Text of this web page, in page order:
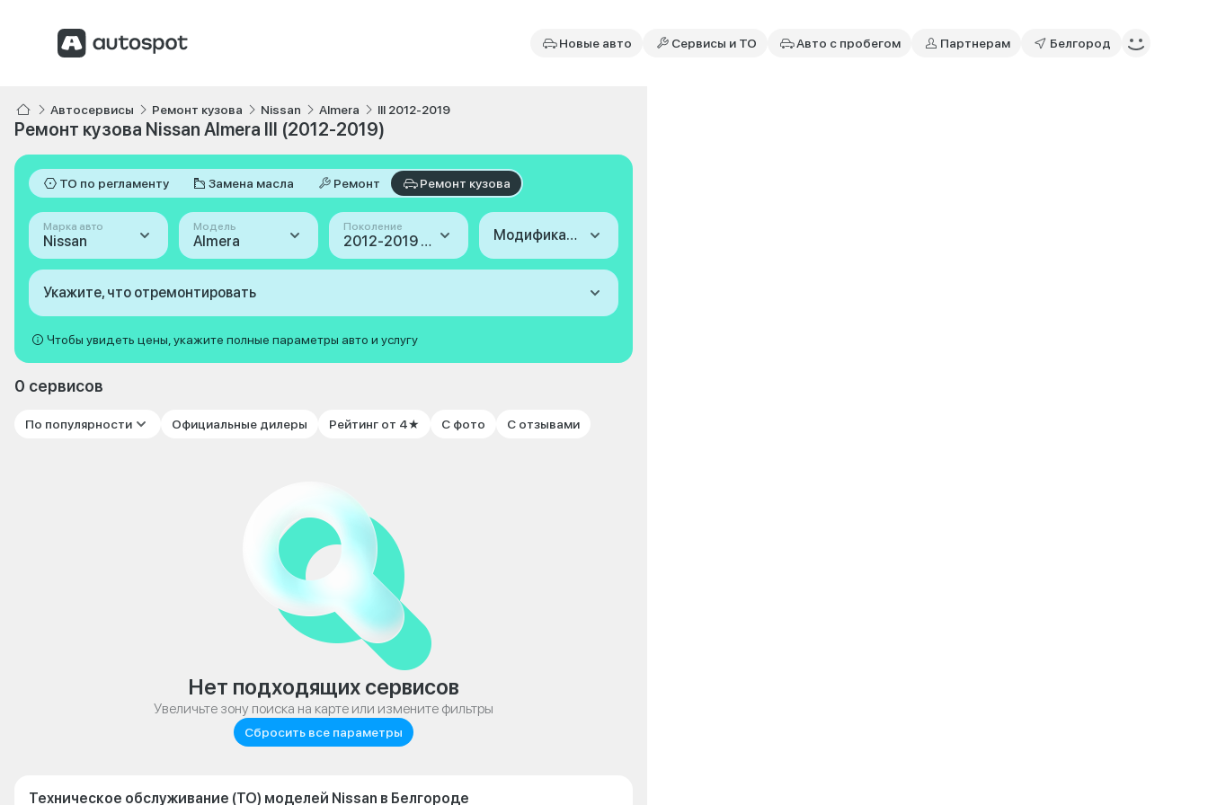
Новые авто Сервисы и ТО Авто с пробегом Партнерам Белгород
Автосервисы Ремонт кузова Nissan Almera III 2012-2019
Ремонт кузова Nissan Almera III (2012-2019)
ТО по регламенту Замена масла Ремонт Ремонт кузова
Марка авто
Nissan
Модель
Almera
Поколение
2012-2019 (III) Модификация
Укажите, что отремонтировать
Чтобы увидеть цены, укажите полные параметры авто и услугу
0 сервисов
По популярности Официальные дилеры Рейтинг от 4★ С фото С отзывами
Нет подходящих сервисов
Увеличьте зону поиска на карте или измените фильтры
Сбросить все параметры
Техническое обслуживание (ТО) моделей Nissan в Белгороде